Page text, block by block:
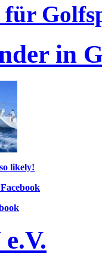
für
in
likely!